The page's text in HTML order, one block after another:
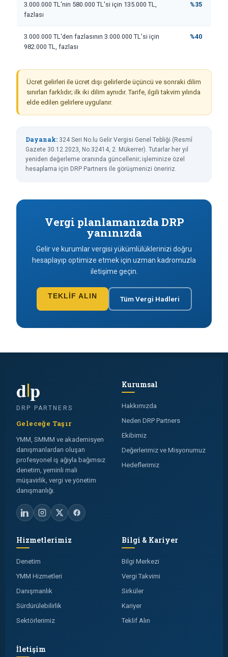
3.000.000 TL'nin 580.000 TL'si için 135.000 TL,
fazlası
%35
3.000.000 TL'den fazlasının 3.000.000 TL'si için
982.000 TL, fazlası
%40
Ücret gelirleri ile ücret dışı gelirlerde üçüncü ve sonraki dilim
sınırları farklıdır; ilk iki dilim aynıdır. Tarife, ilgili takvim yılında
elde edilen gelirlere uygulanır.
Dayanak: 324 Seri No.lu Gelir Vergisi Genel Tebliği (Resmî
Gazete 30.12.2023, No.32414, 2. Mükerrer). Tutarlar her yıl
yeniden değerleme oranında güncellenir; işleminize özel
hesaplama için DRP Partners ile görüşmenizi öneririz.
Vergi planlamanızda DRP
yanınızda
Gelir ve kurumlar vergisi yükümlülüklerinizi doğru
hesaplayıp optimize etmek için uzman kadromuzla
iletişime geçin.
TEKLIF ALIN Tüm Vergi Hadleri
dp
DRP PARTNERS
Geleceğe Taşır
YMM, SMMM ve akademisyen
danışmanlardan oluşan
profesyonel iş ağıyla bağımsız
denetim, yeminli mali
müşavirlik, vergi ve yönetim
danışmanlığı.
Kurumsal
Hakkımızda
Neden DRP Partners
Ekibimiz
Değerlerimiz ve Misyonumuz
Hedeflerimiz
Hizmetlerimiz
Denetim
YMM Hizmetleri
Danışmanlık
Sürdürülebilirlik
Sektörlerimiz
Bilgi & Kariyer
Bilgi Merkezi
Vergi Takvimi
Sirküler
Kariyer
Teklif Alın
İletişim